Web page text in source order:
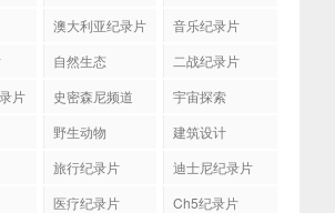
澳大利亚纪录片
音乐纪录片
自然生态
二战纪录片
片
史密森尼频道
宇宙探索
野生动物
建筑设计
旅行纪录片
迪士尼纪录片
医疗纪录片
Ch5纪录片